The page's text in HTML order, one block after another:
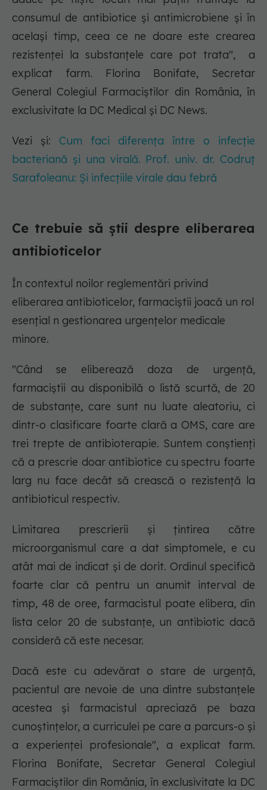
consumul de antibiotice și antimicrobiene și în
același timp, ceea ce ne doare este crearea
rezistenței la substanțele care pot trata", a
explicat farm. Florina Bonifate, Secretar
General Colegiul Farmaciștilor din România, în
exclusivitate la DC Medical și DC News.
Vezi și: Cum faci diferența între o infecție
bacteriană și una virală. Prof. univ. dr. Codruț
Sarafoleanu: Și infecțiile virale dau febră
Ce trebuie să știi despre eliberarea
antibioticelor
În contextul noilor reglementări privind
eliberarea antibioticelor, farmaciștii joacă un rol
esențial n gestionarea urgențelor medicale
minore.
"Când se eliberează doza de urgență,
farmaciștii au disponibilă o listă scurtă, de 20
de substanțe, care sunt nu luate aleatoriu, ci
dintr-o clasificare foarte clară a OMS, care are
trei trepte de antibioterapie. Suntem conștienți
că a prescrie doar antibiotice cu spectru foarte
larg nu face decât să crească o rezistență la
antibioticul respectiv.
Limitarea prescrierii și țintirea către
microorganismul care a dat simptomele, e cu
atât mai de indicat și de dorit. Ordinul specifică
foarte clar că pentru un anumit interval de
timp, 48 de oree, farmacistul poate elibera, din
lista celor 20 de substanțe, un antibiotic dacă
consideră că este necesar.
Dacă este cu adevărat o stare de urgență,
pacientul are nevoie de una dintre substanțele
acestea și farmacistul apreciază pe baza
cunoștințelor, a curriculei pe care a parcurs-o și
a experienței profesionale", a explicat farm.
Florina Bonifate, Secretar General Colegiul
Farmaciștilor din România, în exclusivitate la DC